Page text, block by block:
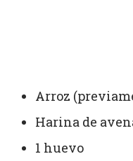
Arroz
Harina de
1 huevo